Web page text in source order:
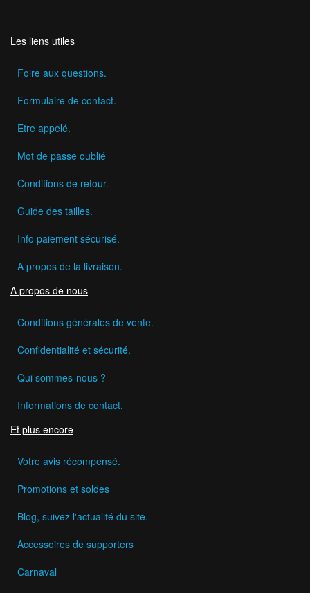
Les liens utiles
Foire aux questions.
Formulaire de contact.
Etre appelé.
Mot de passe oublié
Conditions de retour.
Guide des tailles.
Info paiement sécurisé.
A propos de la livraison.
A propos de nous
Conditions générales de vente.
Confidentialité et sécurité.
Qui sommes-nous ?
Informations de contact.
Et plus encore
Votre avis récompensé.
Promotions et soldes
Blog, suivez l'actualité du site.
Accessoires de supporters
Carnaval